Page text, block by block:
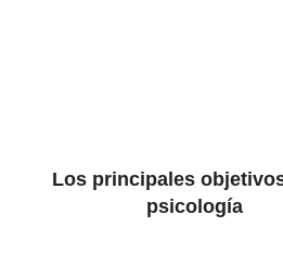
Los principales
psicología